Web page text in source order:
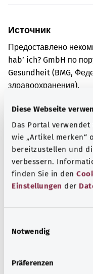
Diese Webseite
Das Portal verwendet
wie „Artikel merken“
bereitzustellen und
verbessern.
finden Sie in den
Einstellungen der
Notwendig
Präferenzen
Источник
Предоставлено
hab’ ich? GmbH по
Gesundheit (BMG,
здравоохранения).
Для хорошей
Другие